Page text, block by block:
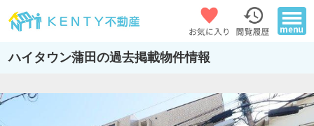
ハイタウン蒲田の過去掲載物件情報